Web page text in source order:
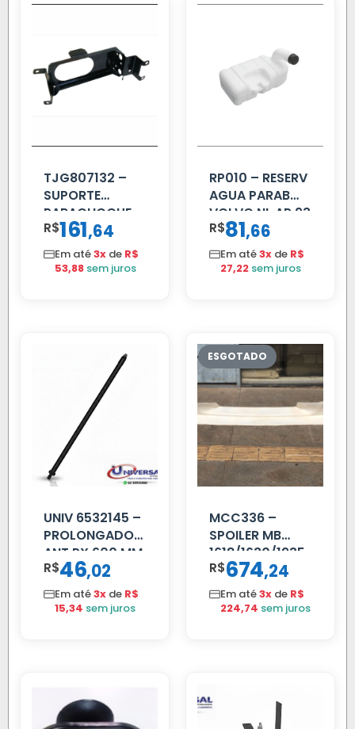
TJG807132 –
SUPORTE
PARACHOQUE
VW 12.170 LD
R$161,64
Em até3x de R$
53,88 sem juros
RP010 – RESERV
AGUA PARAB
VOLVO NL AP 93
R$81,66
Em até3x de R$
27,22 sem juros
UNIV 6532145 –
PROLONGADOR
ANT PX 600 MM
FIBRA PRETA
R$46,02
Em até3x de R$
15,34 sem juros
MCC336 –
SPOILER MB
1618/1630/1935
04 FAR
C/BIGOD
R$674,24
Em até3x de R$
224,74 sem juros